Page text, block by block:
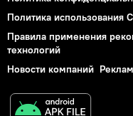
Политика использования
Правила применения
технологий
Новости компаний